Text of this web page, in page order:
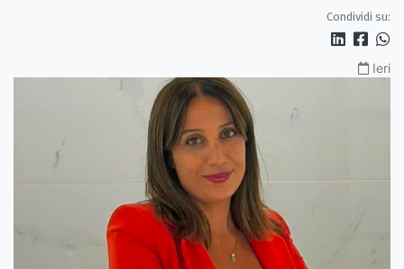
Condividi su:
Ieri